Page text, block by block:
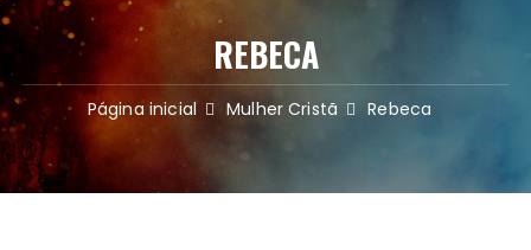
REBECA
Página inicial Mulher Cristã Rebeca